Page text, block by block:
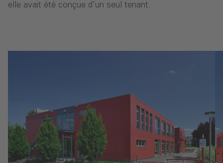
elle avait été conçue d’un seul tenant.